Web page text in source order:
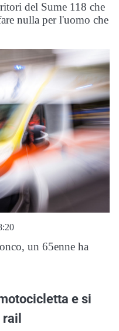
del Sume 118 che
nulla per l'uomo che
un 65enne ha
e si
rail